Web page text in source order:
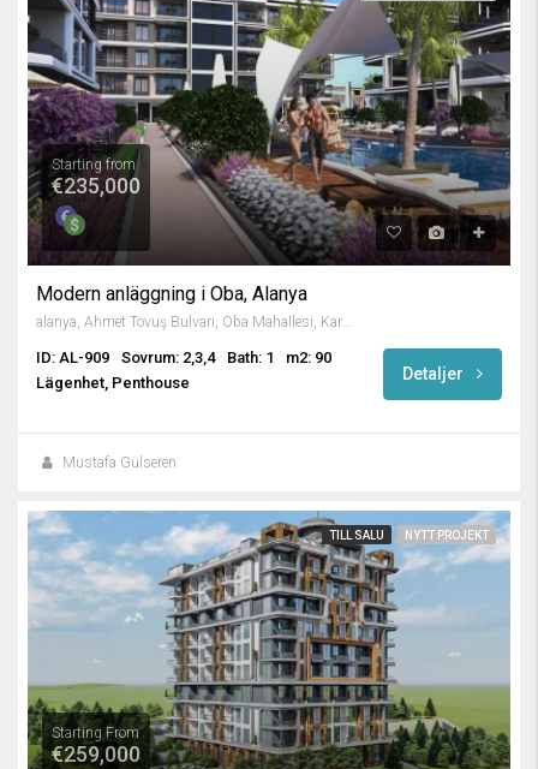
Starting from
€235,000
Modern anläggning i Oba, Alanya
alanya, Ahmet Tovuş Bulvarı, Oba Mahallesi, Karakocalı, Alanya, Antalya, Mediterranean Region, 07460, Turkey
ID: AL-909 Sovrum: 2,3,4 Bath: 1
m2: 90
Lägenhet, Penthouse
Detaljer
Mustafa Gülseren
TILL SALU NYTT PROJEKT
Starting From
€259,000